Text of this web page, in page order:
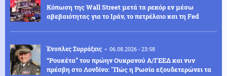
Κόπωση της Wall Street μετά τα ρεκόρ εν μέσω
αβεβαιότητας για το Ιράν, το πετρέλαιο και τη Fed
Ένοπλες Συρράξεις 06.08.2026 - 23:58
“Ρουκέτα” του πρώην Ουκρανού Α/ΓΕΕΔ και νυν
πρέσβη στο Λονδίνο: "Πώς η Ρωσία εξουδετερώνει τα